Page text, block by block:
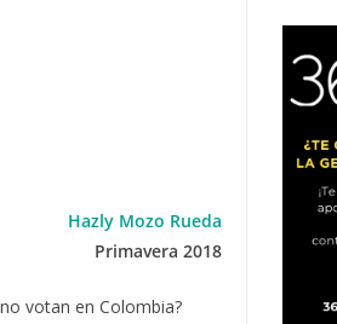
Hazly Mozo Rueda
Primavera 2018
votan en Colombia?